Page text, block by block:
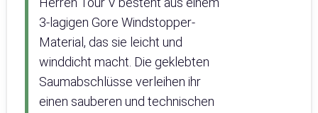
3-lagigen Gore Windstopper-
Material, das sie leicht und
winddicht macht. Die geklebten
Saumabschlüsse verleihen ihr
einen sauberen und technischen